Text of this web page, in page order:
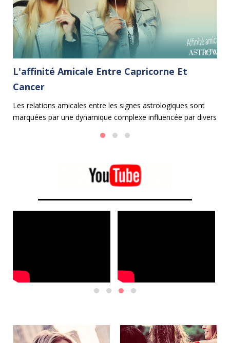
L'affinité Amicale Entre Capricorne Et
Cancer
Les relations amicales entre les signes astrologiques sont
marquées par une dynamique complexe influencée par divers
entre le Capricorne et le Cancer, avec un pourcentage
moyennement bien et que leur entente a des limites.